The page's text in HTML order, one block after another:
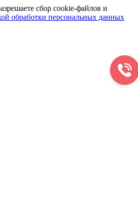
сбор cookie-файлов и
обработки персональных данных